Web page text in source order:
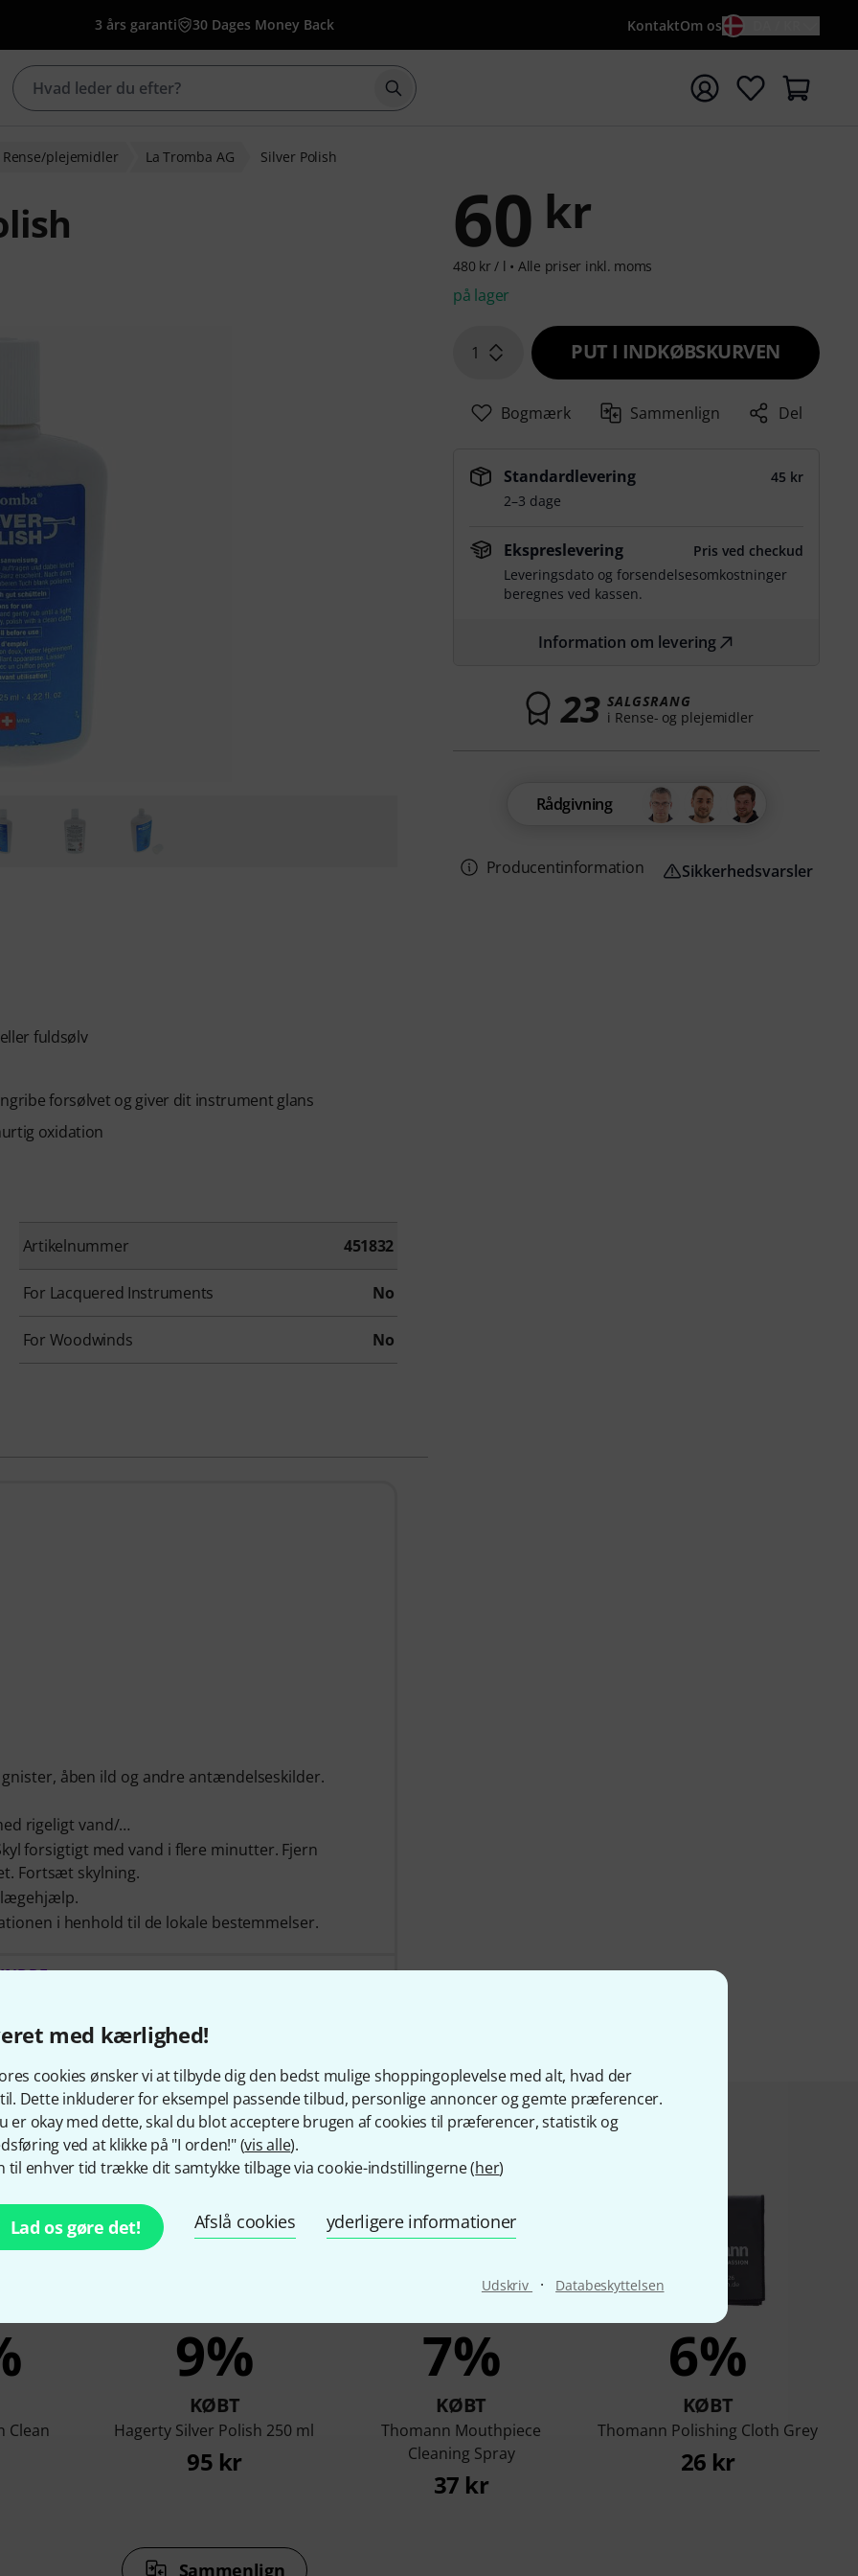
med kærlighed!
cookies ønsker vi at tilbyde dig den bedst mulige shoppingoplevelse med alt, hvad der
Dette inkluderer for eksempel passende tilbud, personlige annoncer og gemte præferencer.
er okay med dette, skal du blot acceptere brugen af cookies til præferencer, statistik og
ved at klikke på "I orden!" (vis alle).
til enhver tid trække dit samtykke tilbage via cookie-indstillingerne (her)
Lad os gøre det! Afslå cookies yderligere informationer
Udskriv · Databeskyttelsen
3 års garanti 30 Dages Money Back KontaktOm os
Start søgning med søgeord {searchTerm}
Rense/plejemidler La Tromba AG Silver Polish
fuldsølv
forsølvet og giver dit instrument glans
oxidation
Artikelnummer 451832
For Lacquered Instruments No
For Woodwinds No
åben ild og andre antændelseskilder.
rigeligt vand/…
forsigtigt med vand i flere minutter. Fjern
Fortsæt skylning.
lægehjælp.
i henhold til de lokale bestemmelser.
60 kr
480 kr / l • Alle priser inkl. moms
på lager
1 PUT I INDKØBSKURVEN
Bogmærk Sammenlign Del
Standardlevering
45 kr
2–3 dage
Ekspreslevering
Pris ved checkud
Leveringsdato og forsendelsesomkostninger
beregnes ved kassen.
Information om levering
23 SALGSRANG
i Rense- og plejemidler
Rådgivning
Producentinformation Sikkerhedsvarsler
så på dette produkt købte dette
Clean
9%
KØBT
Hagerty Silver Polish 250 ml
95 kr
7%
KØBT
Thomann Mouthpiece
Cleaning Spray
37 kr
6%
KØBT
Thomann Polishing Cloth Grey
26 kr
Sammenlign